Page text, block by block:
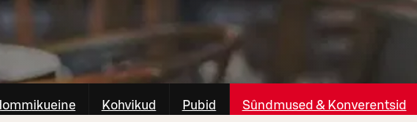
Kohvikud Pubid Sûndmused & Konverentsid